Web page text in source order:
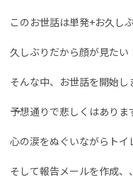
このお世話は単発+お久し
久しぶりだから顔が見た
そんな中、お世話を開始し
予想通りで悲しくはありま
心の涙をぬぐいながらトイ
そして報告メールを作成、